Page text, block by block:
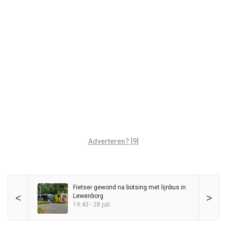
Adverteren? [9]
< >
Fietser gewond na botsing met lijnbus in
Lewenborg
19:43 - 28 juli